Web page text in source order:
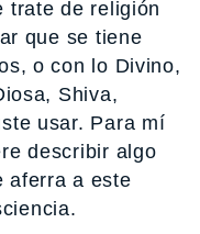
trate de religión
que se tiene
o con lo Divino,
Shiva,
usar. Para mí
describir algo
aferra a este